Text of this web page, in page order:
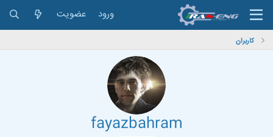
ورود عضویت
کاربران
fayazbahram